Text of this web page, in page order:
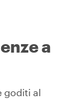
a
goditi al